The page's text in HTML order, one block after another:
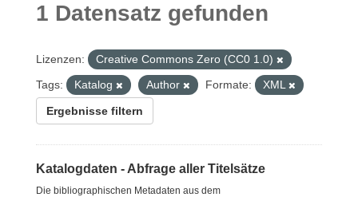
1 Datensatz gefunden
Lizenzen:
Creative Commons Zero (CC0 1.0)
Tags:
Katalog Author Formate: XML
Ergebnisse filtern
Katalogdaten - Abfrage aller Titelsätze
Die bibliographischen Metadaten aus dem